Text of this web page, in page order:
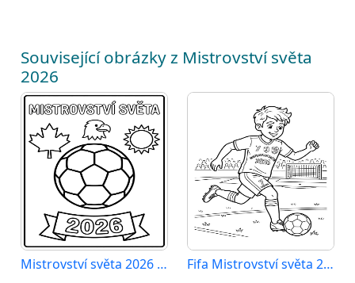
Související obrázky z Mistrovství světa
2026
Mistrovství světa 2026 zdarma Fifa Mistrovství světa 2026